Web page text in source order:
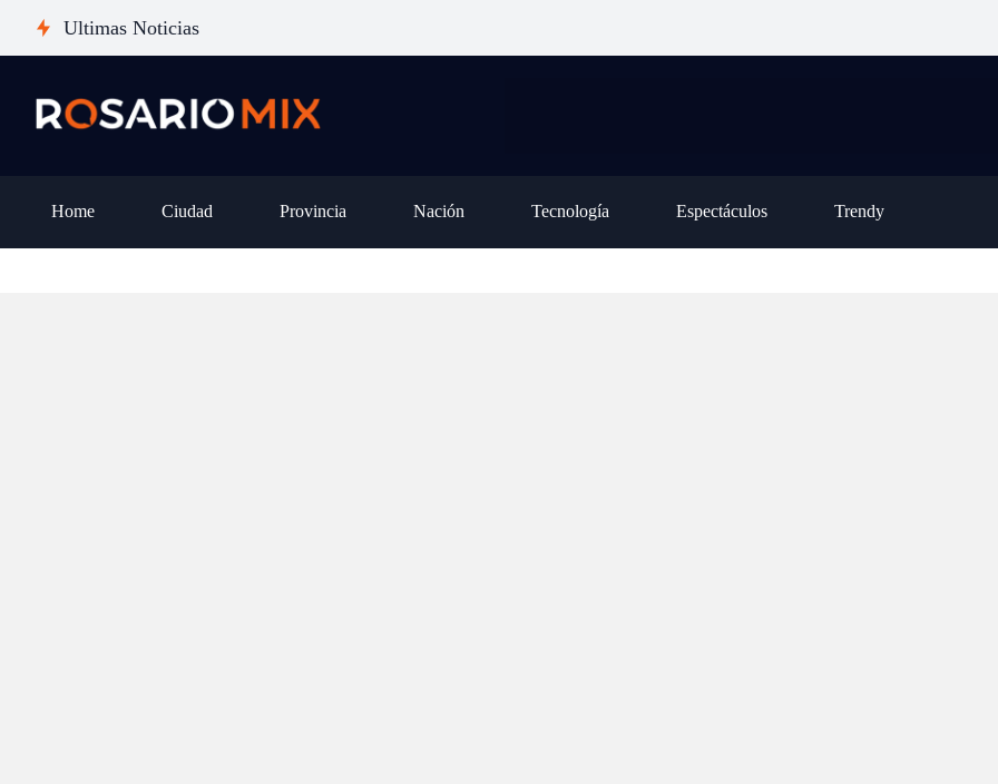
Ultimas Noticias
y tema nuevo
iniciativa clave
de agosto
poder
Home Ciudad Provincia Nación Tecnología Espectáculos Trendy